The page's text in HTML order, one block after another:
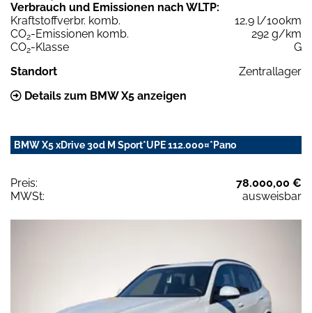
Verbrauch und Emissionen nach WLTP:
Kraftstoffverbr. komb.
12,9 l/100km
CO2-Emissionen komb.
292 g/km
CO2-Klasse
G
Standort
Zentrallager
Details zum BMW X5 anzeigen
BMW X5 xDrive 30d M Sport*UPE 112.000¤*Pano
Preis:
78.000,00 €
MWSt:
ausweisbar